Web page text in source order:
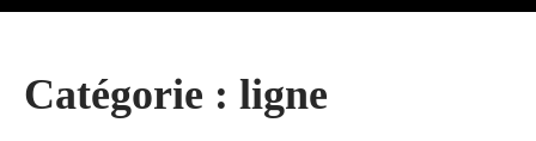
Catégorie : ligne